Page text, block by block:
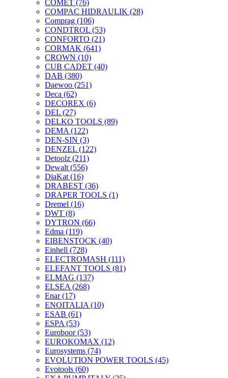
COMET (76)
COMPAC HIDRAULIK (28)
Comprag (106)
CONDTROL (53)
CONFORTO (21)
CORMAK (641)
CROWN (10)
CUB CADET (40)
DAB (380)
Daewoo (251)
Deca (62)
DECOREX (6)
DEL (27)
DELKO TOOLS (89)
DEMA (122)
DEN-SIN (3)
DENZEL (122)
Detoolz (211)
Dewalt (556)
DiaKat (16)
DRABEST (36)
DRAPER TOOLS (1)
Dremel (16)
DWT (8)
DYTRON (66)
Edma (119)
EIBENSTOCK (40)
Einhell (728)
ELECTROMASH (111)
ELEFANT TOOLS (81)
ELMAG (137)
ELSEA (268)
Enar(17)
ENOITALIA (10)
ESAB (61)
ESPA (53)
Euroboor(53)
EUROKOMAX (12)
Eurosystems (74)
EVOLUTION POWER TOOLS (45)
Evotools (60)